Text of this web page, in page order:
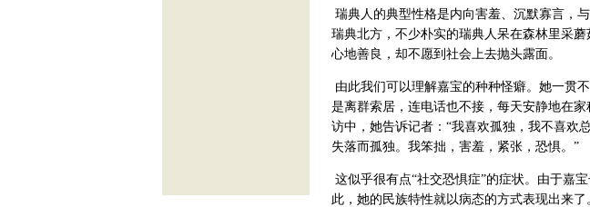
瑞典人的典型性格是内向害羞、沉默寡言，
瑞典北方，不少朴实的瑞典人呆在森林里采
心地善良，却不愿到社会上去抛头露面。
由此我们可以理解嘉宝的种种怪癖。她一贯
是离群索居，连电话也不接，每天安静地在
访中，她告诉记者：“我喜欢孤独，我不喜欢
失落而孤独。我笨拙，害羞，紧张，恐惧。”
这似乎很有点“社交恐惧症”的症状。由于嘉
此，她的民族特性就以病态的方式表现出来